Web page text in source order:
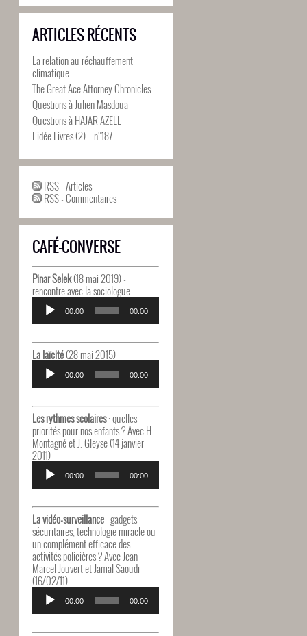
ARTICLES RÉCENTS
La relation au réchauffement
climatique
The Great Ace Attorney Chronicles
Questions à Julien Masdoua
Questions à HAJAR AZELL
L’idée Livres (2) – n°187
RSS - Articles
RSS - Commentaires
CAFÉ-CONVERSE
Pinar Selek(18 mai 2019) -
rencontre avec la sociologue
Lecteur
audio
00:00 00:00
La laïcité(28 mai 2015)
Lecteur
audio
00:00 00:00
Les rythmes scolaires: quelles
priorités pour nos enfants ? Avec H.
Montagné et J. Gleyse (14 janvier
2011)
Lecteur
audio
00:00 00:00
La vidéo-surveillance: gadgets
sécuritaires, technologie miracle ou
un complément efficace des
activités policières ? Avec Jean
Marcel Jouvert et Jamal Saoudi
(16/02/11)
Lecteur
audio
00:00 00:00